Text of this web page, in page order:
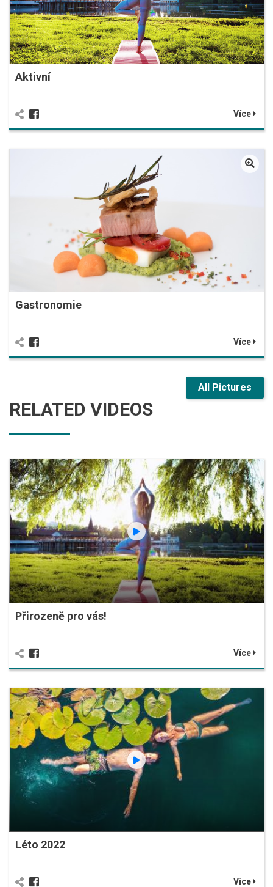
Aktivní
Více
Gastronomie
Více
All Pictures
RELATED VIDEOS
Přirozeně pro vás!
Více
Léto 2022
Více